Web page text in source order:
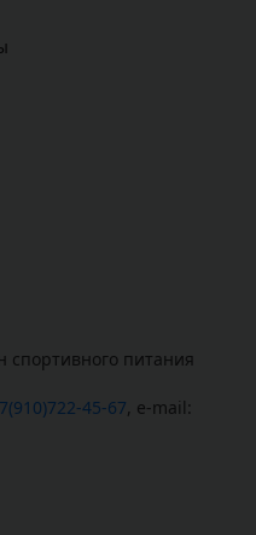
спортивного питания
45-67, e-mail: